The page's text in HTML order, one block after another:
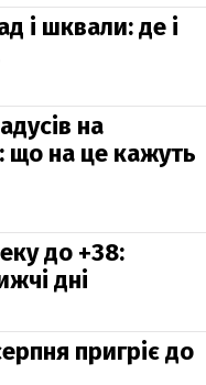
і шквали: де і
на
що на це кажуть
до +38:
дні
пригріє до